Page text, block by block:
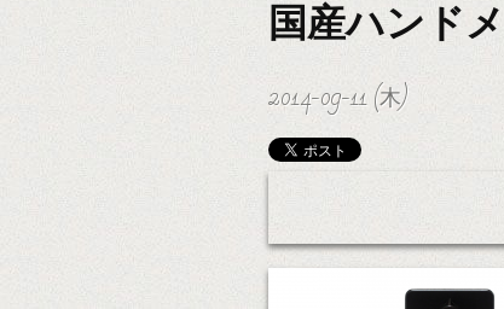
国産ハンド
2014-09-11 (木)